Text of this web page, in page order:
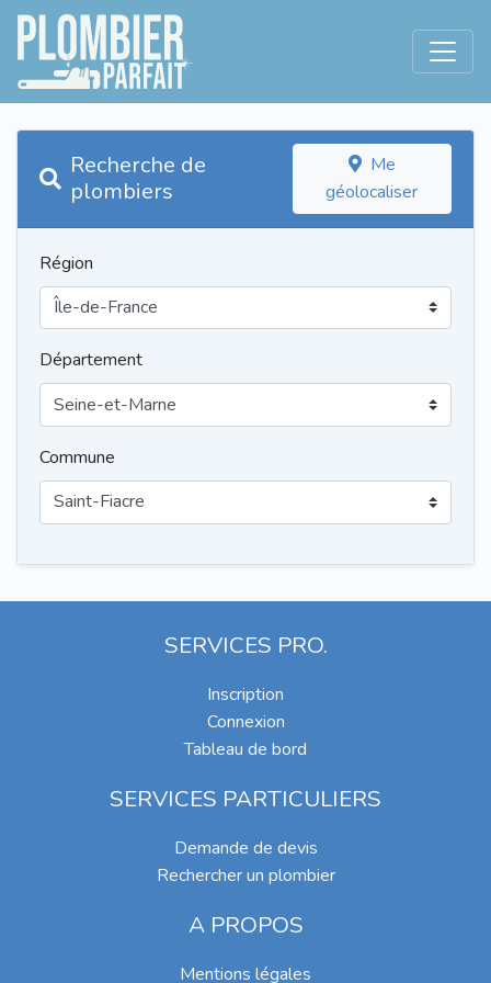
Recherche de
plombiers
Me
géolocaliser
Région
Département
Commune
SERVICES PRO.
Inscription
Connexion
Tableau de bord
SERVICES PARTICULIERS
Demande de devis
Rechercher un plombier
A PROPOS
Mentions légales